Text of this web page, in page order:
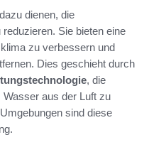
dienen, die
Sie bieten eine
zu verbessern und
Dies geschieht durch
, die
aus der Luft zu
sind diese